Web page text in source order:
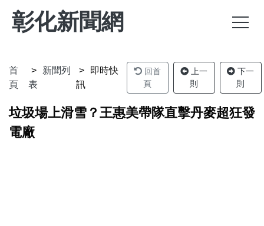
彰化新聞網
首
頁
新聞列
表
即時快
訊
回首
頁
上一
則
下一
則
垃圾場上滑雪？王惠美帶隊直擊丹麥超狂發
電廠